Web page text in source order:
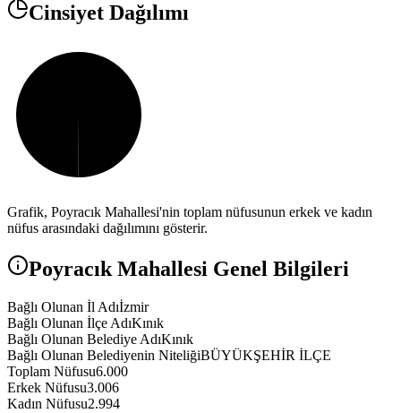
Cinsiyet Dağılımı
Grafik, Poyracık Mahallesi'nin toplam nüfusunun erkek ve kadın
nüfus arasındaki dağılımını gösterir.
Poyracık Mahallesi Genel Bilgileri
Bağlı Olunan İl Adıİzmir
Bağlı Olunan İlçe AdıKınık
Bağlı Olunan Belediye AdıKınık
Bağlı Olunan Belediyenin NiteliğiBÜYÜKŞEHİR İLÇE
Toplam Nüfusu6.000
Erkek Nüfusu3.006
Kadın Nüfusu2.994